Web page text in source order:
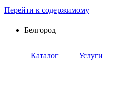
Перейти к содержимому
Белгород
Каталог Услуги